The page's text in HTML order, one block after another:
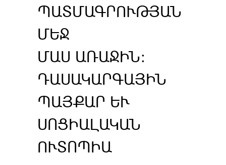
ՊԱՏՄԱԳՐՈՒԹՅԱՆ
ՄԵՋ
ՄԱՍ ԱՌԱՋԻՆ։
ԴԱՍԱԿԱՐԳԱՅԻՆ
ՊԱՅՔԱՐ ԵՒ Ս
ՈՑԻԱԼԱԿԱՆ Ո
ՒՏՈՊԻԱ